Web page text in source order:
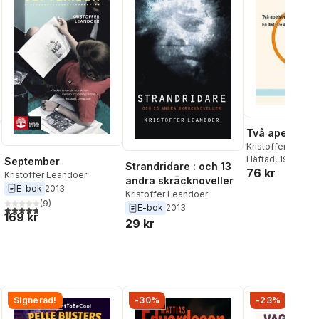
röster:
September
Kristoffer Leandoer
E-bok 2013
4,7utav 5 stjärnor. Totalt antal röster:
(9)
169 kr
Strandridare : och 13
andra skräcknoveller
Kristoffer Leandoer
E-bok 2013
29 kr
Två apelsiner
Kristoffer
Häftad, 1999
76 kr
Signerad! -30% -23%